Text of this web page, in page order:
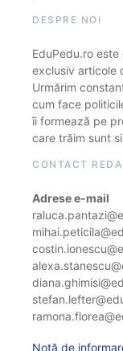
DESPRE NOI
EduPedu.ro
exclusiv articole
Urmărim
cum face
îi formează pe
care trăim sunt
CONTACT
Adrese e-mail
Notă de